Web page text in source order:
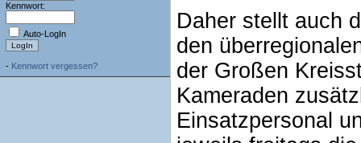
Kennwort:
Auto-LogIn
- Kennwort vergessen?
Daher stellt auch
den
der Großen
Kameraden
Einsatzpersonal